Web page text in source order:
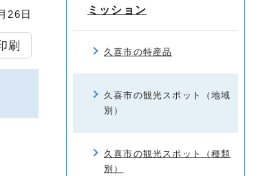
26日
刷
ミッション
久喜市の特産品
久喜市の観光スポット（地域
別）
久喜市の観光スポット（種類
別）